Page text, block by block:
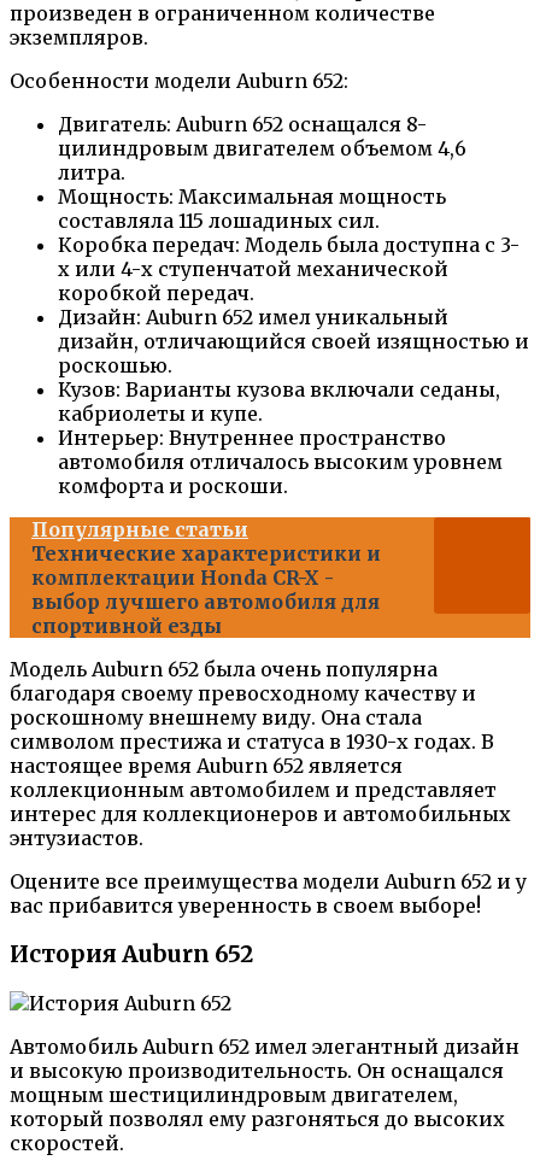
произведен в ограниченном количестве
экземпляров.
Особенности модели Auburn 652:
Двигатель: Auburn 652 оснащался 8-
цилиндровым двигателем объемом 4,6
литра.
Мощность: Максимальная мощность
составляла 115 лошадиных сил.
Коробка передач: Модель была доступна с 3-
х или 4-х ступенчатой механической
коробкой передач.
Дизайн: Auburn 652 имел уникальный
дизайн, отличающийся своей изящностью и
роскошью.
Кузов: Варианты кузова включали седаны,
кабриолеты и купе.
Интерьер: Внутреннее пространство
автомобиля отличалось высоким уровнем
комфорта и роскоши.
Популярные статьи
Технические характеристики и
комплектации Honda CR-X -
выбор лучшего автомобиля для
спортивной езды
Модель Auburn 652 была очень популярна
благодаря своему превосходному качеству и
роскошному внешнему виду. Она стала
символом престижа и статуса в 1930-х годах. В
настоящее время Auburn 652 является
коллекционным автомобилем и представляет
интерес для коллекционеров и автомобильных
энтузиастов.
Оцените все преимущества модели Auburn 652 и у
вас прибавится уверенность в своем выборе!
История Auburn 652
Автомобиль Auburn 652 имел элегантный дизайн
и высокую производительность. Он оснащался
мощным шестицилиндровым двигателем,
который позволял ему разгоняться до высоких
скоростей.